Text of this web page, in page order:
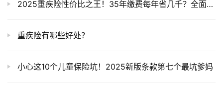
2025重疾险性价比之王！35年缴费每年省几千？全面测评教你选
重疾险有哪些好处？
‌小心这10个儿童保险坑！2025新版条款第七个最坑爹妈‌